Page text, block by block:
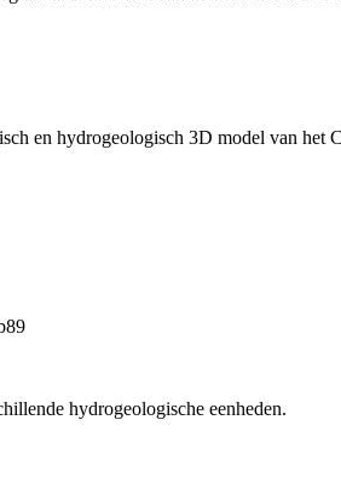
en hydrogeologisch 3D model van
hydrogeologische eenheden.